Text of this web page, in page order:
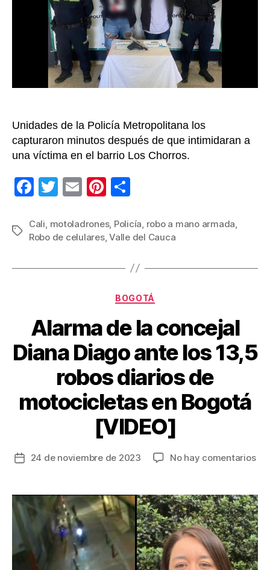
Unidades de la Policía Metropolitana los
capturaron minutos después de que intimidaran a
una víctima en el barrio Los Chorros.
F
c
e
b
k
T
tt
er
E
ail
Pi
er
e
st
m
p
ar
Etiquetas
Cali motoladrones, Policía robo a mano armada
Robo de celulares,Valle del Cauca
Categorías
BOGOTÁ
Alarma de la concejal
Diana Diago ante los 13,5
robos diarios de
motocicletas en Bogotá
[VIDEO]
Fecha
entrada
24 de noviembre de 2023 No hay comentariosen
la
los